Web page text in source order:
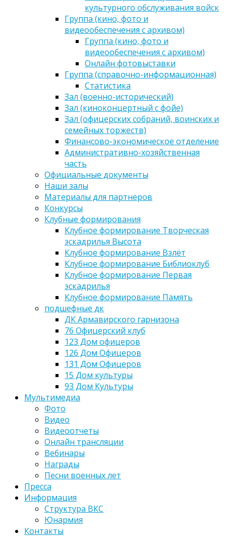
культурного обслуживания войск
Группа (кино, фото и
видеообеспечения с архивом)
Группа (кино, фото и
видеообеспечения с архивом)
Онлайн фотовыставки
Группа (справочно-информационная)
Статистика
Зал (военно-исторический)
Зал (киноконцертный с фойе)
Зал (офицерских собраний, воинских и
семейных торжеств)
Финансово-экономическое отделение
Административно-хозяйственная
часть
Официальные документы
Наши залы
Материалы для партнеров
Конкурсы
Клубные формирования
Клубное формирование Творческая
эскадрилья Высота
Клубное формирование Взлёт
Клубное формирование Библиоклуб
Клубное формирование Первая
эскадрилья
Клубное формирование Память
подшефные дк
ДК Армавирского гарнизона
76 Офицерский клуб
123 Дом офицеров
126 Дом Офицеров
131 Дом Офицеров
15 Дом культуры
93 Дом Культуры
Мультимедиа
Фото
Видео
Видеоотчеты
Онлайн трансляции
Вебинары
Награды
Песни военных лет
Пресса
Информация
Структура ВКС
Юнармия
Контакты